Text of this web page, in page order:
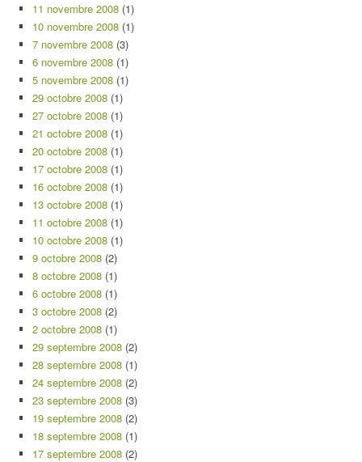
11 novembre 2008 (1)
10 novembre 2008 (1)
7 novembre 2008 (3)
6 novembre 2008 (1)
5 novembre 2008 (1)
29 octobre 2008 (1)
27 octobre 2008 (1)
21 octobre 2008 (1)
20 octobre 2008 (1)
17 octobre 2008 (1)
16 octobre 2008 (1)
13 octobre 2008 (1)
11 octobre 2008 (1)
10 octobre 2008 (1)
9 octobre 2008 (2)
8 octobre 2008 (1)
6 octobre 2008 (1)
3 octobre 2008 (2)
2 octobre 2008 (1)
29 septembre 2008 (2)
28 septembre 2008 (1)
24 septembre 2008 (2)
23 septembre 2008 (3)
19 septembre 2008 (2)
18 septembre 2008 (1)
17 septembre 2008 (2)